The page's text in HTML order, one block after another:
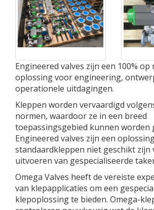
Engineered valves zijn een 100%
oplossing voor engineering,
operationele uitdagingen.
Kleppen worden vervaardigd
normen, waardoor ze in een breed
toepassingsgebied kunnen worden
Engineered valves zijn een
standaardkleppen niet geschikt zijn
uitvoeren van gespecialiseerde
Omega Valves heeft de vereiste
van klepapplicaties om een
klepoplossing te bieden. Omega-